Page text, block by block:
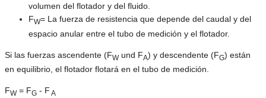
volumen del flotador y del fluido.
FW= La fuerza de resistencia que depende del caudal y del
espacio anular entre el tubo de medición y el flotador.
Si las fuerzas ascendente (FWund FA) y descendente (FG) están
en equilibrio, el flotador flotará en el tubo de medición.
FW= FG - F A